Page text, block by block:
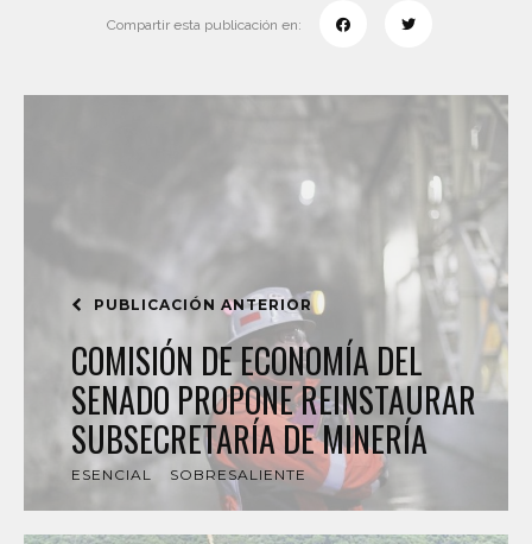
Compartir esta publicación en:
PUBLICACIÓN ANTERIOR
COMISIÓN DE ECONOMÍA DEL
SENADO PROPONE REINSTAURAR
SUBSECRETARÍA DE MINERÍA
ESENCIAL SOBRESALIENTE